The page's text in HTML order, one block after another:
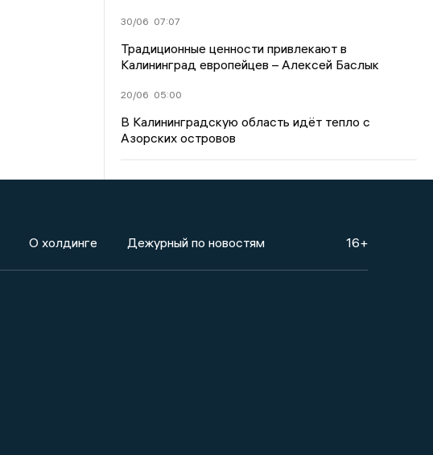
30/06 07:07
Традиционные ценности привлекают в
Калининград европейцев – Алексей Баслык
20/06 05:00
В Калининградскую область идёт тепло с
Азорских островов
О холдинге Дежурный по новостям 16+